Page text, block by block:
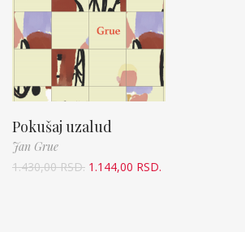
Pokušaj uzalud
Jan Grue
1.430,00RSD. 1.144,00 RSD.